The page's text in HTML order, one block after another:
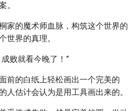
。
家的魔术师血脉，构筑这个世界的
世界的真理。
败就看今晚了！”
前的白纸上轻松画出一个完美的
人估计会认为是用工具画出来的。